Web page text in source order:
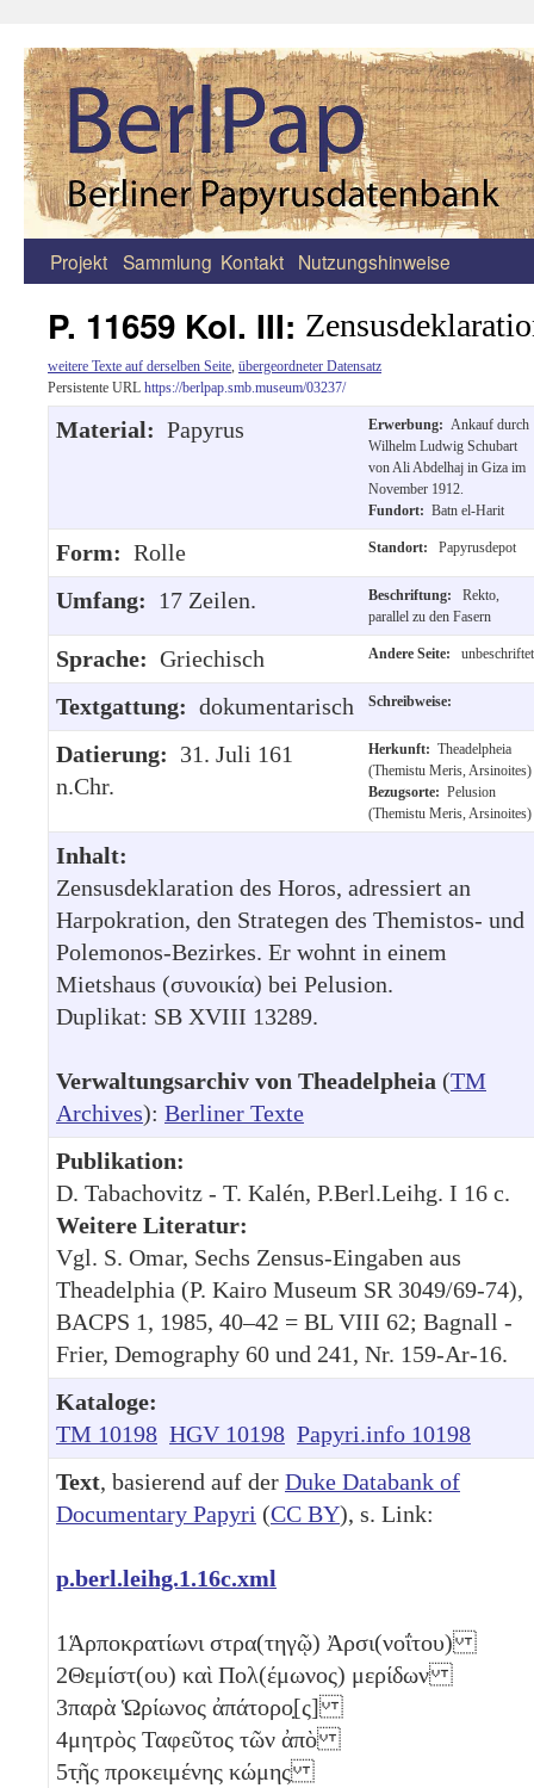
Zum
Projekt Sammlung Kontakt Nutzungshinweise
P. 11659 Kol. III:
weitere Texte auf derselben Seite übergeordneter Datensatz
Persistente URL https://berlpap.smb.museum/03237/
Material: Papyrus Erwerbung: Ankauf durch
Wilhelm Ludwig Schubart
von Ali Abdelhaj in Giza im
November 1912.
Fundort: Batn el-Harit
Form: Rolle Standort: Papyrusdepot
Umfang: 17 Zeilen. Beschriftung:
Rekto,
parallel zu den Fasern
Sprache: Griechisch Andere Seite: unbeschriftet
Textgattung: dokumentarisch Schreibweise:
Datierung: 31. Juli 161
n.Chr.
Herkunft: Theadelpheia
(Themistu Meris, Arsinoites)
Bezugsorte: Pelusion
(Themistu Meris, Arsinoites)
Inhalt:
Zensusdeklaration des Horos, adressiert an
Harpokration, den Strategen des Themistos- und
Polemonos-Bezirkes. Er wohnt in einem
Mietshaus (συνοικία) bei Pelusion.
Duplikat: SB XVIII 13289.
Verwaltungsarchiv von Theadelpheia (TM
Archives): Berliner Texte
Publikation:
D. Tabachovitz - T. Kalén, P.Berl.Leihg. I 16 c.
Weitere Literatur:
Vgl. S. Omar, Sechs Zensus-Eingaben aus
Theadelphia (P. Kairo Museum SR 3049/69-74),
BACPS 1, 1985, 40–42 = BL VIII 62; Bagnall -
Frier, Demography 60 und 241, Nr. 159-Ar-16.
Kataloge:
TM 10198 HGV 10198 Papyri.info 10198
Text, basierend auf der Duke Databank of
Documentary Papyri (CC BY), s. Link:
p.berl.leihg.1.16c.xml
1Ἁρποκρατίωνι στρα(τηγῷ) Ἀρσι(νοΐτου)
2Θεμίστ(ου) καὶ Πολ(έμωνος) μερίδων
3παρὰ Ὡρίωνος ἀπάτορο̣[ς]
4μητρὸς Ταφεῦτος τῶν ἀπὸ
5τ̣ῆς προκειμένης κώμης